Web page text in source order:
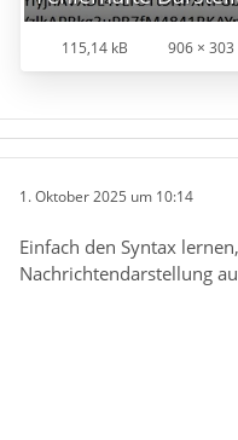
115,14 kB 906 × 303
1. Oktober 2025 um 10:14
Einfach den Syntax
Nachrichtendarstellung